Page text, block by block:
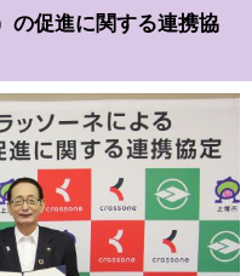
の促進に関する連携協